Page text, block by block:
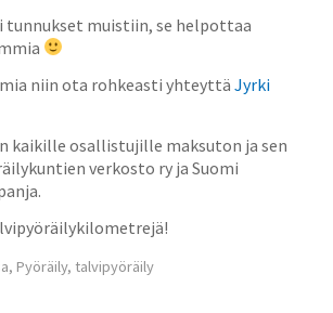
tunnukset muistiin, se helpottaa
niin ota rohkeasti yhteyttä Jyrki
kaikille osallistujille maksuton ja sen
verkosto ry ja Suomi
, Pyöräily, talvipyöräily